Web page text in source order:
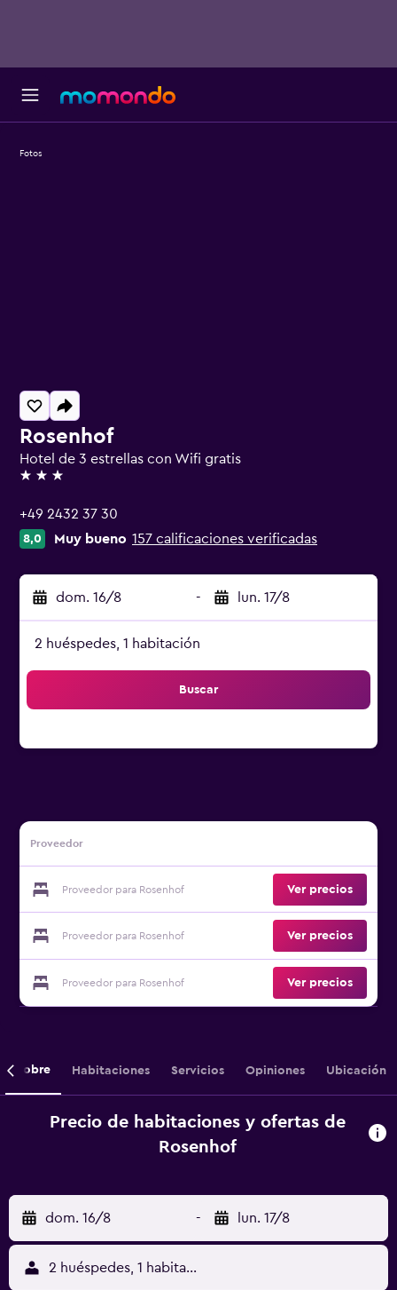
Rosenhof
Hotel de 3 estrellas con Wifi gratis
3 estrellas
+49 2432 37 30
8,0 Muy bueno 157 calificaciones verificadas
dom. 16/8 - lun. 17/8
2 huéspedes, 1 habitación
Buscar
Proveedor
Proveedor para Rosenhof Ver precios
Proveedor para Rosenhof Ver precios
Proveedor para Rosenhof Ver precios
Fotos
Sobre Habitaciones Servicios Opiniones Ubicación
Precio de habitaciones y ofertas de
Rosenhof
dom. 16/8 - lun. 17/8
2 huéspedes, 1 habitación